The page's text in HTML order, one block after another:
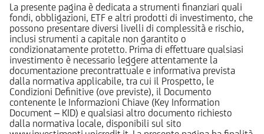
La presente pagina è dedicata a strumenti finanziari quali
fondi, obbligazioni, ETF e altri prodotti di investimento, che
possono presentare diversi livelli di complessità e rischio,
inclusi strumenti a capitale non garantito o
condizionatamente protetto. Prima di effettuare qualsiasi
investimento è necessario leggere attentamente la
documentazione precontrattuale e informativa prevista
dalla normativa applicabile, tra cui il Prospetto, le
Condizioni Definitive (ove previste), il Documento
contenente le Informazioni Chiave (Key Information
Document – KID) e qualsiasi altro documento richiesto
dalla normativa locale, disponibili sul sito